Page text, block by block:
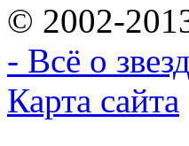
© 2002-
- Всё о
Карта сайта